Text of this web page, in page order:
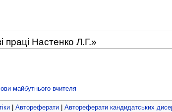
праці Настенко Л.Г.»
майбутнього вчителя
| Автореферати| Автореферати кандидатських